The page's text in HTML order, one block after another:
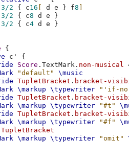
3/2 { c16 d e } f8
3/2 { c8 d e
}
3/2 { c4 d e
}
{
c'
{
Score .TextMark . non-musical
"default"
\music
TupletBracket . bracket-
\markup \typewriter "'if-no-
TupletBracket . bracket-
\markup \typewriter "#t"
TupletBracket . bracket-
\markup \typewriter "#f"
TupletBracket
\markup \typewriter "omit"